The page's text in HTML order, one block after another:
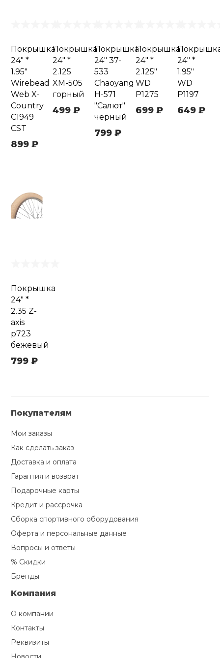
Покрышка
24" *
1.95"
Wirebead
Web X-
Country
C1949
CST
899 ₽
Покрышка
24" *
2.125
XM-505
горный
499 ₽
Покрышка
24" 37-
533
Chaoyang
Н-571
"Салют"
черный
799 ₽
Покрышка
24" *
2.125"
WD
P1275
699 ₽
24" *
1.95"
WD
P1197
649 ₽
Покрышка
24" *
2.35 Z-
axis
p723
бежевый
799 ₽
Покупателям
Мои заказы
Как сделать заказ
Доставка и оплата
Гарантия и возврат
Подарочные карты
Кредит и рассрочка
Сборка спортивного оборудования
Оферта и персональные данные
Вопросы и ответы
% Скидки
Бренды
Компания
О компании
Контакты
Реквизиты